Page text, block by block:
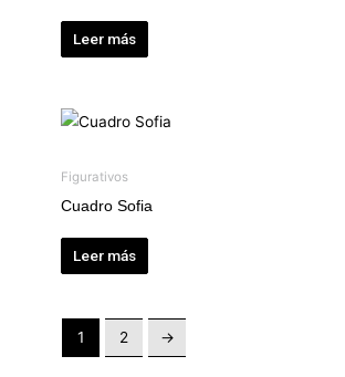
Leer más
Figurativos
Cuadro Sofia
Leer más
1 2 →